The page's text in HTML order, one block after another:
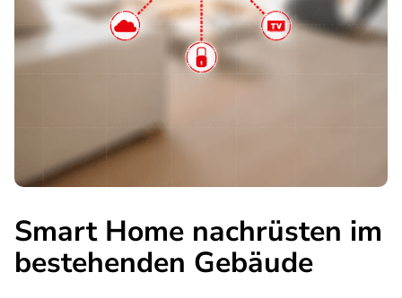
Smart Home nachrüsten im
bestehenden Gebäude